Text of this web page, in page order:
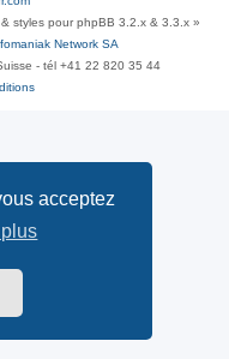
acceptez
styles pour phpBB 3.2.x & 3.3.x »
Network SA
- tél +41 22 820 35 44